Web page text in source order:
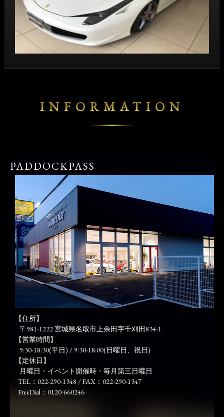
INFORMATION
PADDOCKPASS
【住所】
〒981-1222 宮城県名取市上余田字千刈田834-1
【営業時間】
9:30-18:30(平日) / 9:30-18:00(日曜日、祝日)
【定休日】
月曜日・イベント開催時・毎月第三日曜日
TEL：022-290-1348 / FAX：022-290-1347
FreeDial：0120-660246